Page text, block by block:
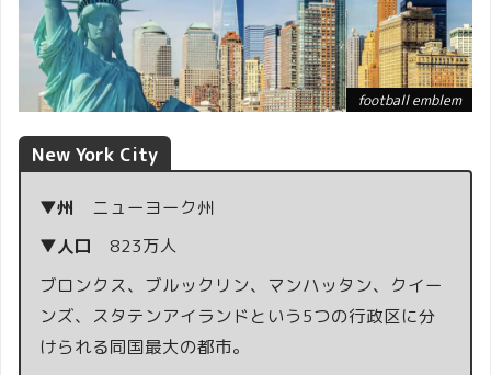
football emblem
New York City
▼州 ニューヨーク州
▼人口 823万人
ブロンクス、ブルックリン、マンハッタン、クイー
ンズ、スタテンアイランドという5つの行政区に分
けられる同国最大の都市。